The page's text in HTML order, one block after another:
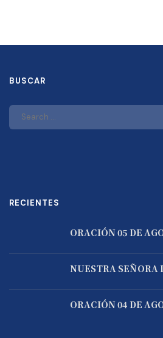
BUSCAR
RECIENTES
ORACIÓN 05 DE
NUESTRA SEÑORA
ORACIÓN 04 DE